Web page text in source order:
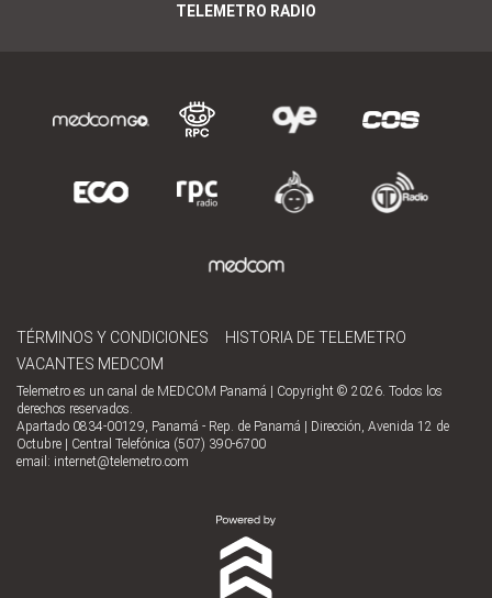
TELEMETRO RADIO
TÉRMINOS Y CONDICIONES
HISTORIA DE TELEMETRO
VACANTES MEDCOM
Telemetro es un canal de MEDCOM Panamá | Copyright © 2026. Todos los
derechos reservados.
Apartado 0834-00129, Panamá - Rep. de Panamá | Dirección, Avenida 12 de
Octubre | Central Telefónica (507) 390-6700
email: internet@telemetro.com